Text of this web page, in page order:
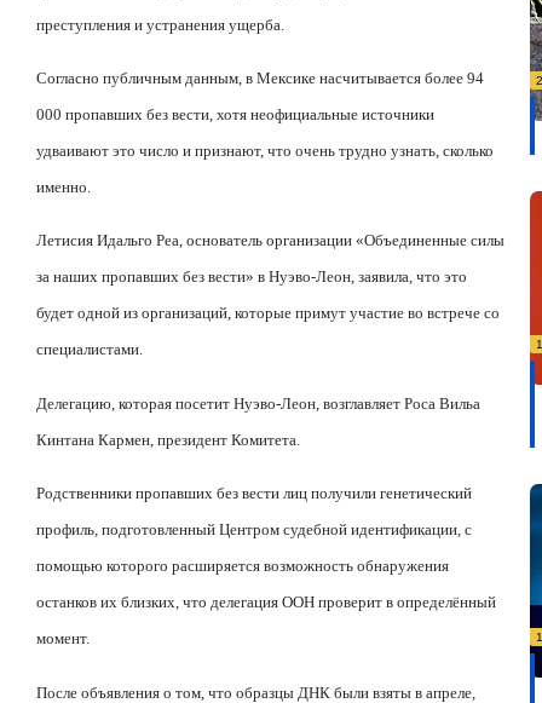
преступления и устранения ущерба.
Согласно публичным данным, в Мексике насчитывается более 94
000 пропавших без вести, хотя неофициальные источники
удваивают это число и признают, что очень трудно узнать, сколько
именно.
Летисия Идальго Реа, основатель организации «Объединенные силы
за наших пропавших без вести» в Нуэво-Леон, заявила, что это
будет одной из организаций, которые примут участие во встрече со
специалистами.
Делегацию, которая посетит Нуэво-Леон, возглавляет Роса Вильа
Кинтана Кармен, президент Комитета.
Родственники пропавших без вести лиц получили генетический
профиль, подготовленный Центром судебной идентификации, с
помощью которого расширяется возможность обнаружения
останков их близких, что делегация ООН проверит в определённый
момент.
После объявления о том, что образцы ДНК были взяты в апреле,